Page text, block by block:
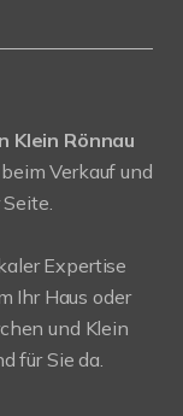
Klein Rönnau
Verkauf und
Expertise
Ihr Haus oder
und Klein
für Sie da.